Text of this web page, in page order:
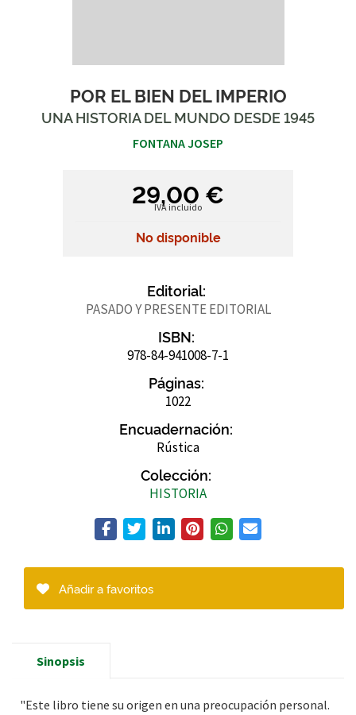
POR EL BIEN DEL IMPERIO
UNA HISTORIA DEL MUNDO DESDE 1945
FONTANA JOSEP
29,00 €
IVA incluido
No disponible
Editorial:
PASADO Y PRESENTE EDITORIAL
ISBN:
978-84-941008-7-1
Páginas:
1022
Encuadernación:
Rústica
Colección:
HISTORIA
Añadir a favoritos
Sinopsis
"Este libro tiene su origen en una preocupación personal.